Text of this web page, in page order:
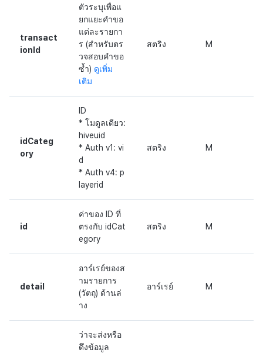
transact
ionId
ตัวระบุเพื่อแ
ยกแยะคำขอ
แต่ละรายกา
ร (สำหรับตร
วจสอบคำขอ
ซ้ำ) ดูเพิ่ม
เติม
สตริง M
idCateg
ory
ID
* โมดูลเดียว:
hiveuid
* Auth v1: vi
d
* Auth v4: p
layerid
สตริง M
id
ค่าของ ID ที่
ตรงกับ idCat
egory
สตริง M
detail
อาร์เรย์ของส
ามรายการ
(วัตถุ) ด้านล่
าง
อาร์เรย์ M
ว่าจะส่งหรือ
ดึงข้อมูล